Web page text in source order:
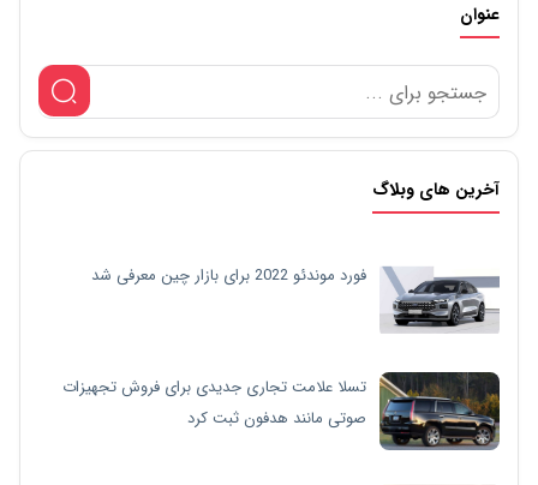
عنوان
آخرین های وبلاگ
فورد موندئو 2022 برای بازار چین معرفی شد
تسلا علامت تجاری جدیدی برای فروش تجهیزات
صوتی مانند هدفون ثبت کرد